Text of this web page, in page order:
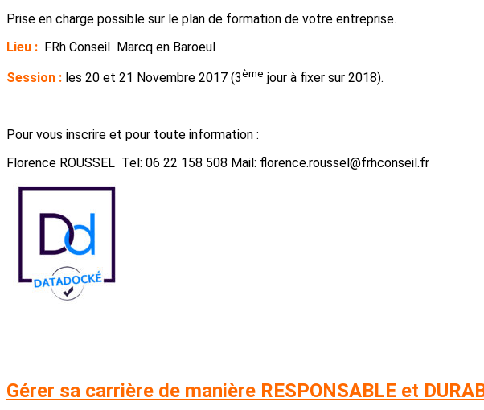
Prise en charge possible sur le plan de formation de votre entreprise.
Lieu : FRh Conseil Marcq en Baroeul
Session : les 20 et 21 Novembre 2017 (3ème jour à fixer sur 2018).
Pour vous inscrire et pour toute information :
Florence ROUSSEL Tel: 06 22 158 508 Mail: florence.roussel@frhconseil.fr
Gérer sa carrière de manière RESPONSABLE et